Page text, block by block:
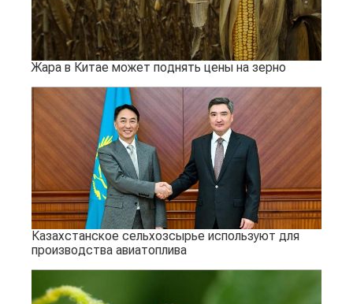
Жара в Китае может поднять цены на зерно
Казахстанское сельхозсырье используют для
производства авиатоплива